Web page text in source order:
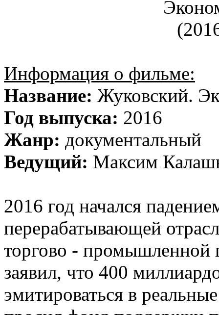
Информация о фильме:
Название: Жуковский.
Год выпуска: 2016
Жанр: документальный
Ведущий: Максим
2016 год начался
перерабатывающей
торгово -
заявил, что 400
эмитироваться в